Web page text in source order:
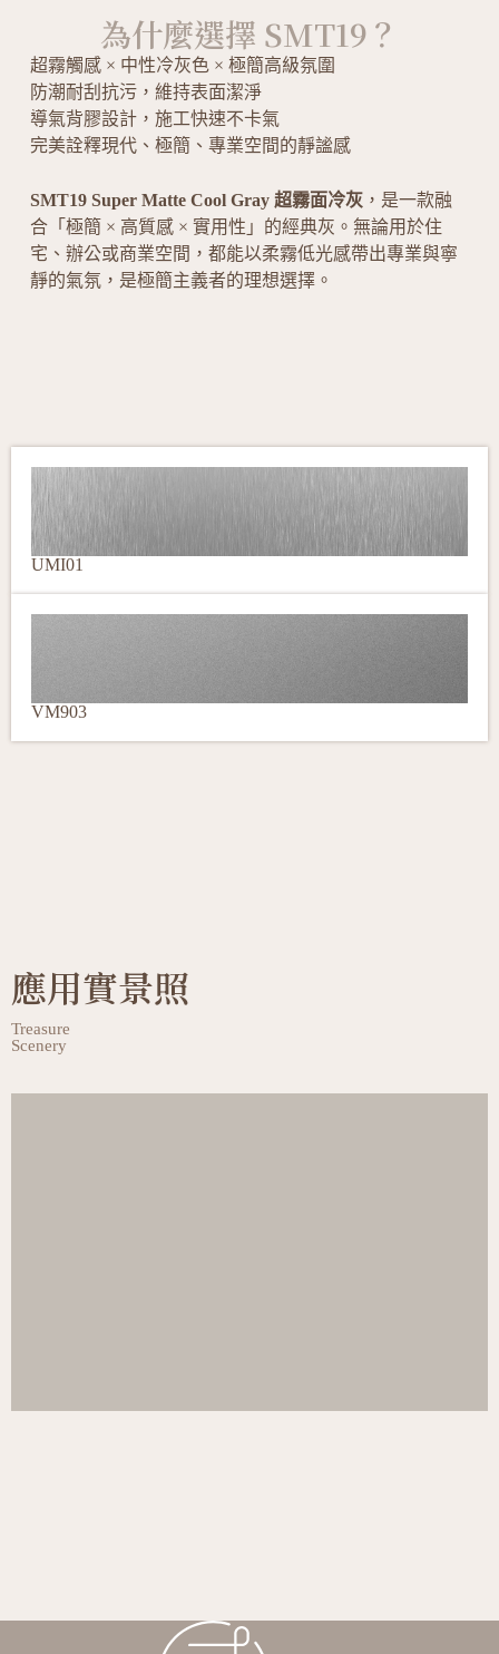
為什麼選擇 SMT19？
超霧觸感 × 中性冷灰色 × 極簡高級氛圍
防潮耐刮抗污，維持表面潔淨
導氣背膠設計，施工快速不卡氣
完美詮釋現代、極簡、專業空間的靜謐感
SMT19 Super Matte Cool Gray 超霧面冷灰，是一款融
合「極簡 × 高質感 × 實用性」的經典灰。無論用於住
宅、辦公或商業空間，都能以柔霧低光感帶出專業與寧
靜的氣氛，是極簡主義者的理想選擇。
UMI01
VM903
應用實景照
Treasure
Scenery